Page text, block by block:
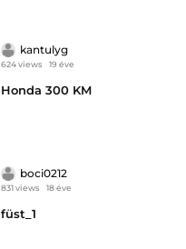
kantulyg
624 views 19 éve
Honda 300 KM
boci0212
831 views 18 éve
füst_1